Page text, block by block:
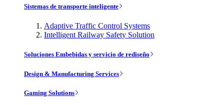
Sistemas de transporte inteligente
Adaptive Traffic Control Systems
Intelligent Railway Safety Solution
Soluciones Embebidas y servicio de rediseño
Design & Manufacturing Services
Gaming Solutions